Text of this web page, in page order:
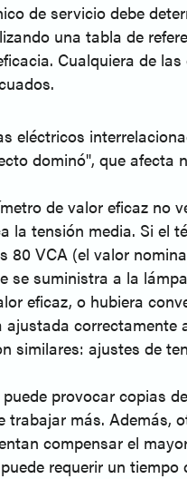
de servicio debe
una tabla de
Cualquiera de
dominó", que
de valor eficaz no
tensión media. Si el
VCA (el valor
suministra a la
eficaz, o hubiera
ajustes de
provocar copias
más. Además,
compensar el
requerir un